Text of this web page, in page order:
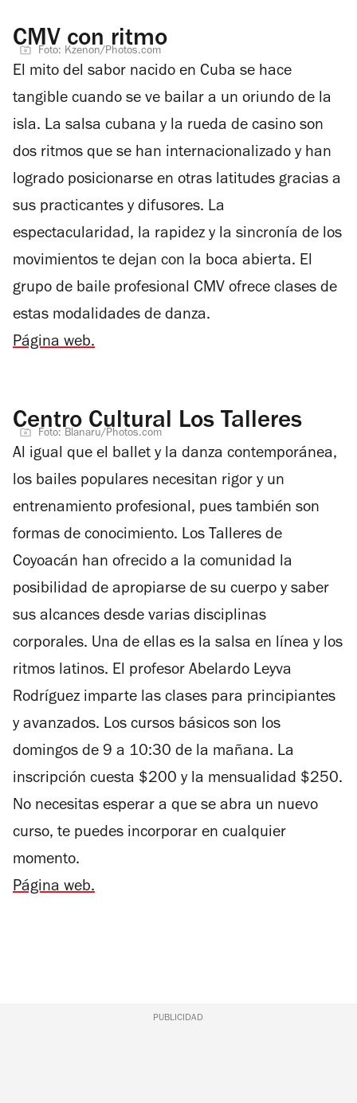
CMV con ritmo
Foto: Kzenon/Photos.com
El mito del sabor nacido en Cuba se hace
tangible cuando se ve bailar a un oriundo de la
isla. La salsa cubana y la rueda de casino son
dos ritmos que se han internacionalizado y han
logrado posicionarse en otras latitudes gracias a
sus practicantes y difusores. La
espectacularidad, la rapidez y la sincronía de los
movimientos te dejan con la boca abierta. El
grupo de baile profesional CMV ofrece clases de
estas modalidades de danza.
Página web.
Centro Cultural Los Talleres
Foto: Blanaru/Photos.com
Al igual que el ballet y la danza contemporánea,
los bailes populares necesitan rigor y un
entrenamiento profesional, pues también son
formas de conocimiento. Los Talleres de
Coyoacán han ofrecido a la comunidad la
posibilidad de apropiarse de su cuerpo y saber
sus alcances desde varias disciplinas
corporales. Una de ellas es la salsa en línea y los
ritmos latinos. El profesor Abelardo Leyva
Rodríguez imparte las clases para principiantes
y avanzados. Los cursos básicos son los
domingos de 9 a 10:30 de la mañana. La
inscripción cuesta $200 y la mensualidad $250.
No necesitas esperar a que se abra un nuevo
curso, te puedes incorporar en cualquier
momento.
Página web.
PUBLICIDAD